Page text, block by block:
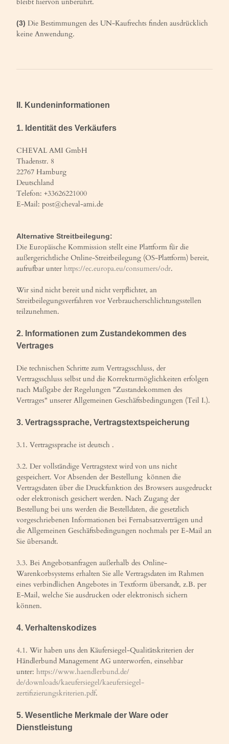
(3) Die Bestimmungen des UN-Kaufrechts finden ausdrücklich
keine Anwendung.
II. Kundeninformationen
1. Identität des Verkäufers
CHEVAL AMI GmbH
Thadenstr. 8
22767 Hamburg
Deutschland
Telefon: +33626221000
E-Mail: post@cheval-ami.de
Alternative Streitbeilegung:
Die Europäische Kommission stellt eine Plattform für die
außergerichtliche Online-Streitbeilegung (OS-Plattform) bereit,
aufrufbar unter https://ec.europa.eu/consumers/odr.
Wir sind nicht bereit und nicht verpflichtet, an
Streitbeilegungsverfahren vor Verbraucherschlichtungsstellen
teilzunehmen.
2. Informationen zum Zustandekommen des
Vertrages
Die technischen Schritte zum Vertragsschluss, der
Vertragsschluss selbst und die Korrekturmöglichkeiten erfolgen
nach Maßgabe der Regelungen "Zustandekommen des
Vertrages" unserer Allgemeinen Geschäftsbedingungen (Teil I.).
3. Vertragssprache, Vertragstextspeicherung
3.1. Vertragssprache ist deutsch .
3.2. Der vollständige Vertragstext wird von uns nicht
gespeichert. Vor Absenden der Bestellung können die
Vertragsdaten über die Druckfunktion des Browsers ausgedruckt
oder elektronisch gesichert werden. Nach Zugang der
Bestellung bei uns werden die Bestelldaten, die gesetzlich
vorgeschriebenen Informationen bei Fernabsatzverträgen und
die Allgemeinen Geschäftsbedingungen nochmals per E-Mail an
Sie übersandt.
3.3. Bei Angebotsanfragen außerhalb des Online-
Warenkorbsystems erhalten Sie alle Vertragsdaten im Rahmen
eines verbindlichen Angebotes in Textform übersandt, z.B. per
E-Mail, welche Sie ausdrucken oder elektronisch sichern
können.
4. Verhaltenskodizes
4.1. Wir haben uns den Käufersiegel-Qualitätskriterien der
Händlerbund Management AG unterworfen, einsehbar
unter: https://www.haendlerbund.de/
de/downloads/kaeufersiegel/kaeufersiegel-
zertifizierungskriterien.pdf.
5. Wesentliche Merkmale der Ware oder
Dienstleistung